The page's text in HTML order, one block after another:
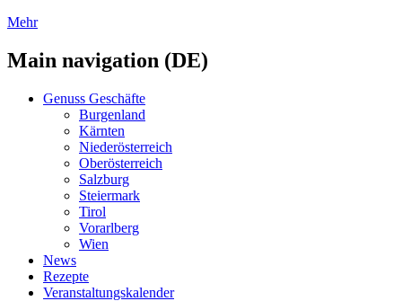
Mehr
Main navigation (DE)
Genuss Geschäfte
Burgenland
Kärnten
Niederösterreich
Oberösterreich
Salzburg
Steiermark
Tirol
Vorarlberg
Wien
News
Rezepte
Veranstaltungskalender